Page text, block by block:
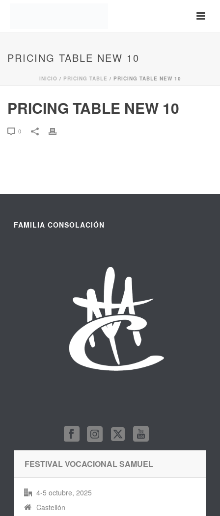
PRICING TABLE NEW 10
INICIO / PRICING TABLE / PRICING TABLE NEW 10
PRICING TABLE NEW 10
0
FAMILIA CONSOLACIÓN
FESTIVAL VOCACIONAL SAMUEL
4-5 octubre, 2025
Castellón